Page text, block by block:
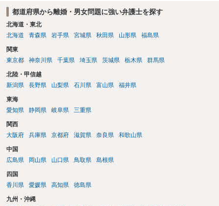
護士へ依頼しても苦労することが強く予想されるところです。、もし
本人申立てをお考えであれば、医学知識はもちろん法律知識も要求さ
れますので、性急な申立てをせず、知識と資料をしっかりと揃えて、
都道府県から離婚・男女問題に強い弁護士を探す
北海道・東北
北海道
青森県 岩手県 宮城県 秋田県 山形県 福島県
関東
東京都
神奈川県 千葉県 埼玉県 茨城県 栃木県 群馬県
北陸・甲信越
新潟県
長野県 山梨県 石川県 富山県 福井県
東海
愛知県
静岡県 岐阜県 三重県
関西
大阪府
兵庫県 京都府 滋賀県 奈良県 和歌山県
中国
広島県
岡山県 山口県 鳥取県 島根県
四国
香川県
愛媛県 高知県 徳島県
九州・沖縄